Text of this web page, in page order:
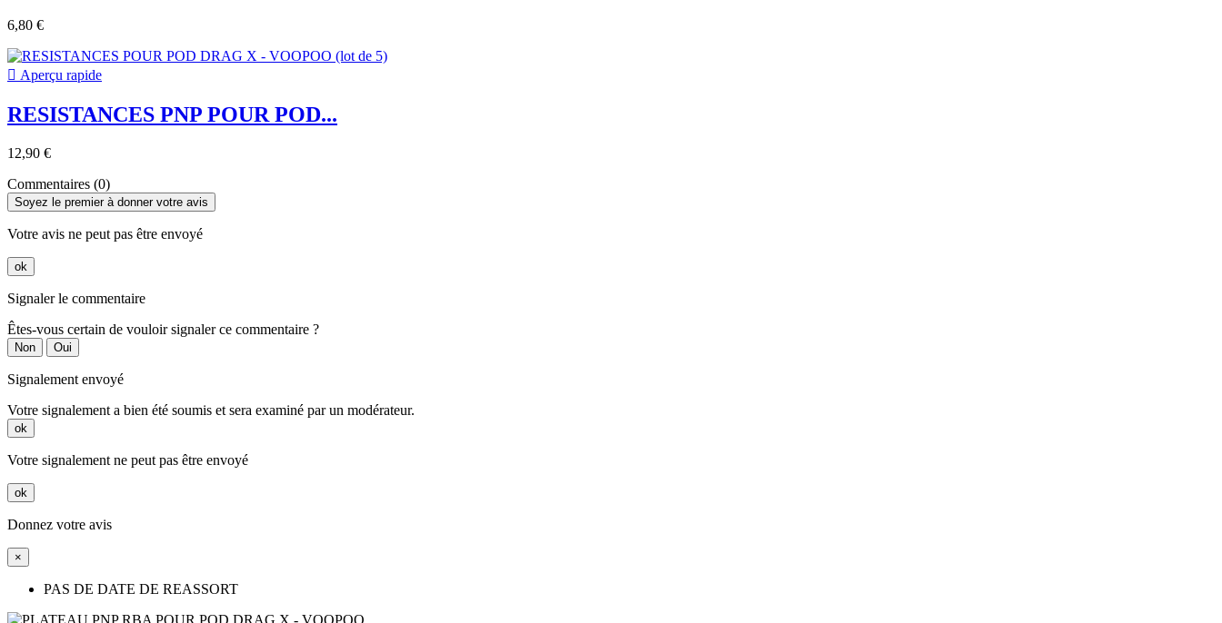
6,80 €
 Aperçu rapide
RESISTANCES PNP POUR POD...
12,90 €
Commentaires (0)
Soyez le premier à donner votre avis
Votre avis ne peut pas être envoyé
ok
Signaler le commentaire
Êtes-vous certain de vouloir signaler ce commentaire ?
Non Oui
Signalement envoyé
Votre signalement a bien été soumis et sera examiné par un modérateur.
ok
Votre signalement ne peut pas être envoyé
ok
Donnez votre avis
×
PAS DE DATE DE REASSORT